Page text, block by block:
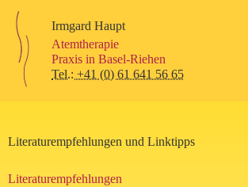
Inhalt
springen
Irmgard Haupt
Atemtherapie
Praxis in Basel-Riehen
Tel.: +41 (0) 61 641 56 65
Literaturempfehlungen und Linktipps
Literaturempfehlungen